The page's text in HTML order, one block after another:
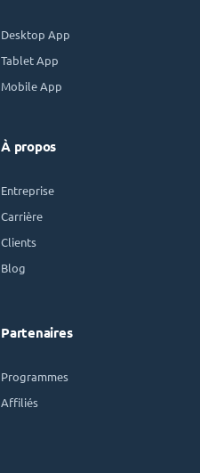
Desktop App
Tablet App
Mobile App
À propos
Entreprise
Carrière
Clients
Blog
Partenaires
Programmes
Affiliés